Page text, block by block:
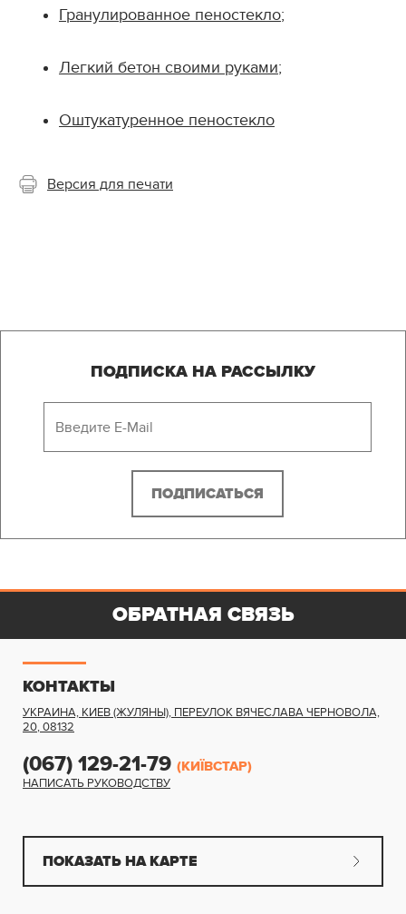
Гранулированное пеностекло;
Легкий бетон своими руками;
Оштукатуренное пеностекло
Версия для печати
ПОДПИСКА НА РАССЫЛКУ
КОНТАКТЫ
УКРАИНА, КИЕВ (ЖУЛЯНЫ), ПЕРЕУЛОК ВЯЧЕСЛАВА ЧЕРНОВОЛА,
20,08132
(067) 129-21-79 (КИЇВСТАР)
НАПИСАТЬ РУКОВОДСТВУ
ПОКАЗАТЬ НА КАРТЕ
ОБРАТНАЯ СВЯЗЬ